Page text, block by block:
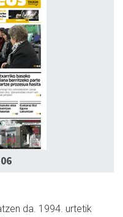
da. 1994. urtetik